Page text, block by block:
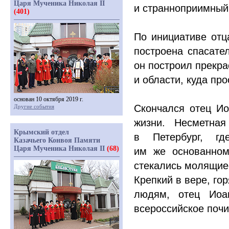
и
По инициативе
построена
он построил
и области, куда
Скончался отец
жизни.
в Петербург,
им же
стекались
Крепкий в вере,
людям, отец
всероссийское
Царя Мученика Николая II
(401)
основан 10 октября 2019 г.
Другие события
Крымский отдел
Казачьего Конвоя Памяти
Царя Мученика Николая II (68)